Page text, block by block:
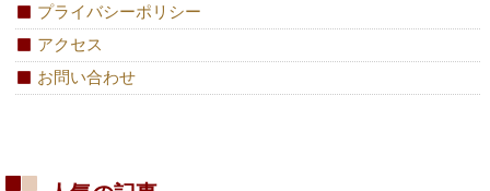
プライバシーポリシー
アクセス
お問い合わせ